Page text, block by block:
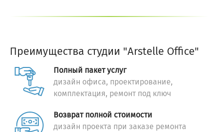
Преимущества студии "Arstelle Office"
Полный пакет услуг
дизайн офиса, проектирование,
комплектация, ремонт под ключ
Возврат полной стоимости
дизайн проекта при заказе ремонта